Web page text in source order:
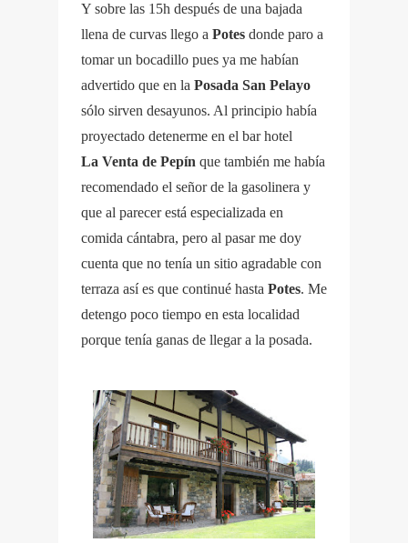
Y sobre las 15h después de una bajada
llena de curvas llego a Potes donde paro a
tomar un bocadillo pues ya me habían
advertido que en la Posada San Pelayo
sólo sirven desayunos. Al principio había
proyectado detenerme en el bar hotel
La Venta de Pepín que también me había
recomendado el señor de la gasolinera y
que al parecer está especializada en
comida cántabra, pero al pasar me doy
cuenta que no tenía un sitio agradable con
terraza así es que continué hasta Potes. Me
detengo poco tiempo en esta localidad
porque tenía ganas de llegar a la posada.